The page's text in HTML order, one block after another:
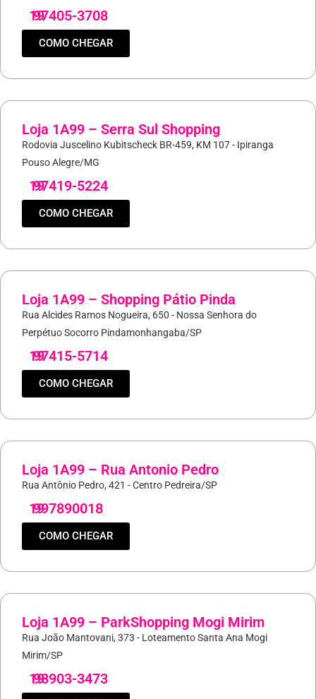
19
97405-3708
COMO CHEGAR
Loja 1A99 – Serra Sul Shopping
Rodovia Juscelino Kubitscheck BR-459, KM 107 - Ipiranga
Pouso Alegre/MG
19
97419-5224
COMO CHEGAR
Loja 1A99 – Shopping Pátio Pinda
Rua Alcides Ramos Nogueira, 650 - Nossa Senhora do
Perpétuo Socorro Pindamonhangaba/SP
19
97415-5714
COMO CHEGAR
Loja 1A99 – Rua Antonio Pedro
Rua Antônio Pedro, 421 - Centro Pedreira/SP
19
997890018
COMO CHEGAR
Loja 1A99 – ParkShopping Mogi Mirim
Rua João Mantovani, 373 - Loteamento Santa Ana Mogi
Mirim/SP
19
98903-3473